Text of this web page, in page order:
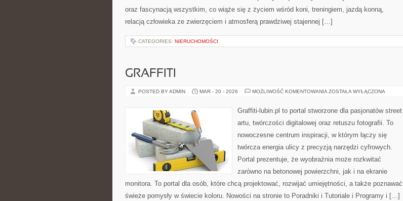
oraz fascynacją wszystkim, co wiąże się z życiem wśród koni, treningiem, jazdą konną,
relacją człowieka ze zwierzęciem i atmosferą prawdziwej stajennej […]
CATEGORIES: NIERUCHOMOŚCI
GRAFFITI
POSTED BY ADMIN MAR - 20 - 2026 MOŻLIWOŚĆ KOMENTOWANIA GRAFFITI
ZOSTAŁA WYŁĄCZONA
Graffiti-lubin.pl to portal stworzone dla pasjonatów street
artu, twórczości digitalowej oraz retuszu fotografii. To
nowoczesne centrum inspiracji, w którym łączy się
twórcza energia ulicy z precyzją narzędzi cyfrowych.
Portal prezentuje, że wyobraźnia może rozkwitać
zarówno na betonowej powierzchni, jak i na ekranie
monitora. To portal dla osób, które chcą projektować, rozwijać umiejętności, a także poznawać
świeże pomysły w świecie koloru. Nowości na stronie to Poradniki i Tutoriale i Programy i […]